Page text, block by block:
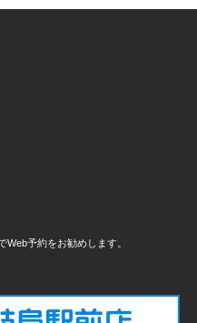
予約をお勧めします。